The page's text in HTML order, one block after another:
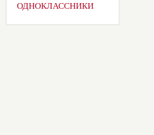
ОДНОКЛАССНИКИ